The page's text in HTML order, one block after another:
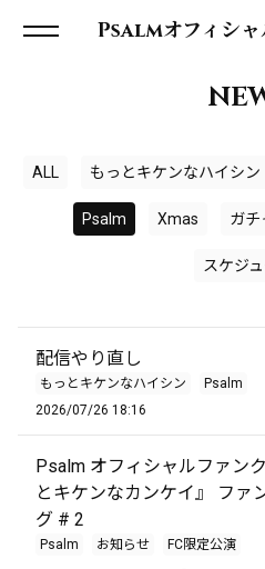
Psalmオフィシャ
ALL もっとキケンなハイシン
Psalm Xmas ガチ
スケジ
配信やり直し
もっとキケンなハイシン
Psalm
2026/07/26 18:16
Psalm オフィシャルファン
とキケンなカンケイ』 ファ
グ # 2
Psalm お知らせ FC限定公演